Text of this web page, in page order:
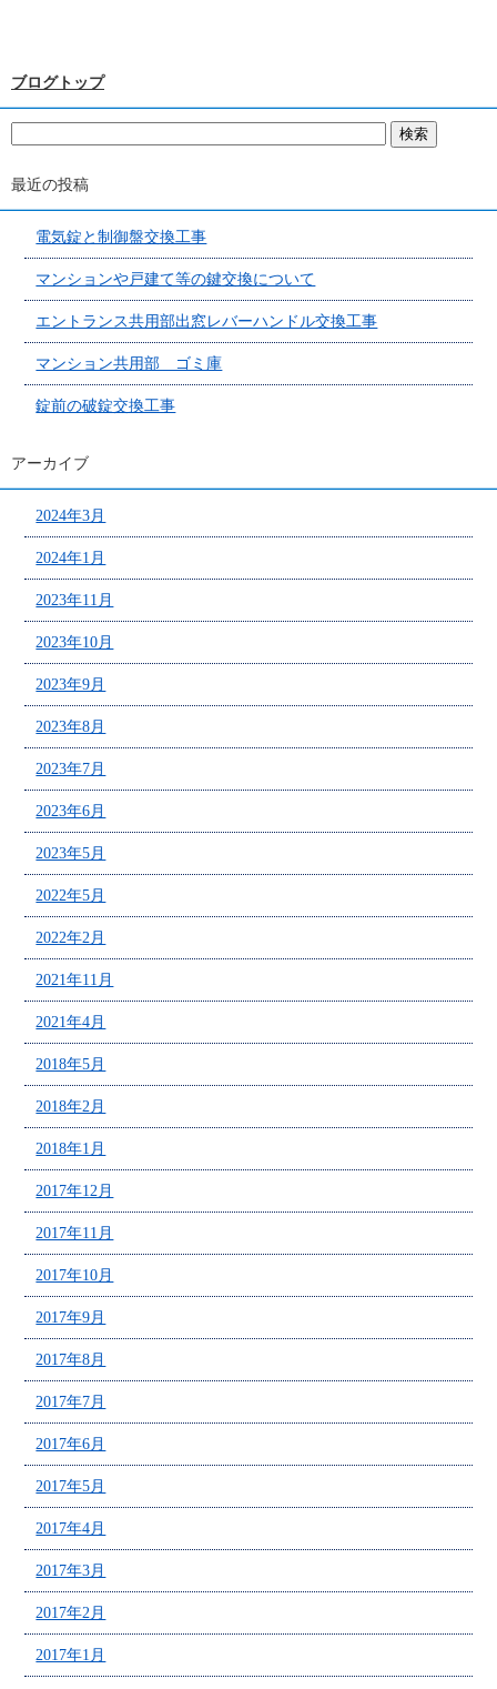
ブログトップ
最近の投稿
電気錠と制御盤交換工事
マンションや戸建て等の鍵交換について
エントランス共用部出窓レバーハンドル交換工事
マンション共用部 ゴミ庫
錠前の破錠交換工事
アーカイブ
2024年3月
2024年1月
2023年11月
2023年10月
2023年9月
2023年8月
2023年7月
2023年6月
2023年5月
2022年5月
2022年2月
2021年11月
2021年4月
2018年5月
2018年2月
2018年1月
2017年12月
2017年11月
2017年10月
2017年9月
2017年8月
2017年7月
2017年6月
2017年5月
2017年4月
2017年3月
2017年2月
2017年1月